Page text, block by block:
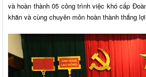
và hoàn thành 05 công trình việc khó cấp
khăn và cùng chuyên môn hoàn thành thắng